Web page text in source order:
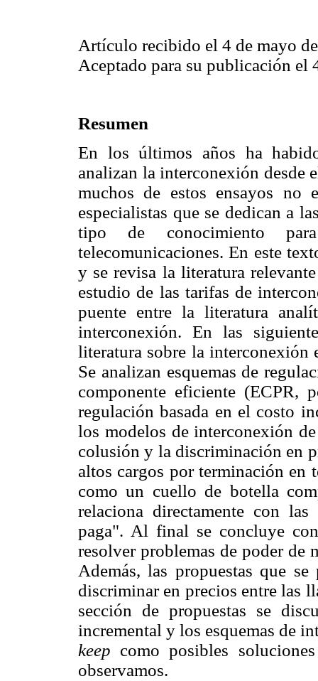
Artículo recibido el 4 de mayo
Aceptado para su publicación el
Resumen
En los últimos años ha
analizan la interconexión desde
muchos de estos ensayos no
especialistas que se dedican a
tipo de conocimiento
telecomunicaciones. En este
y se revisa la literatura
estudio de las tarifas de
puente entre la literatura
interconexión. En las
literatura sobre la
Se analizan esquemas de
componente eficiente (ECPR,
regulación basada en el costo
los modelos de interconexión
colusión y la discriminación en
altos cargos por terminación
como un cuello de botella
relaciona directamente con
paga". Al final se concluye
resolver problemas de poder de
Además, las propuestas que
discriminar en precios entre las
sección de propuestas se
incremental y los esquemas de
keep como posibles
observamos.